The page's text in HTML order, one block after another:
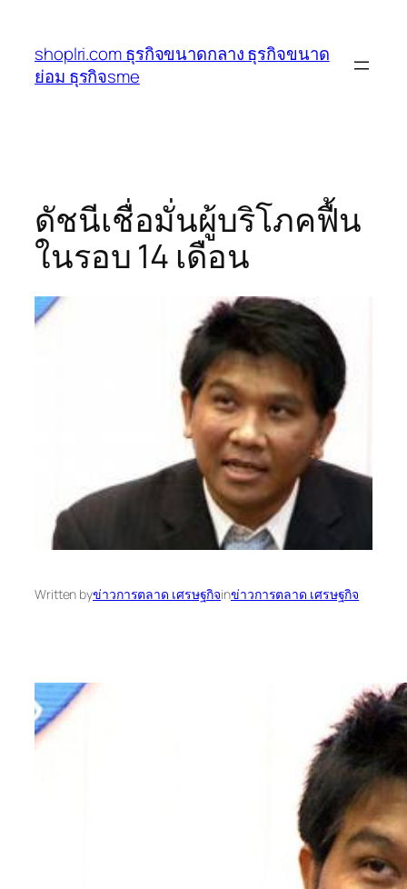
เนื้อหา
shoplri.com ธุรกิจขนาดกลาง ธุรกิจขนาด
ย่อม ธุรกิจsme
ดัชนีเชื่อมั่นผู้บริโภคฟื้น
ในรอบ 14 เดือน
Written byข่าวการตลาด เศรษฐกิจinข่าวการตลาด เศรษฐกิจ